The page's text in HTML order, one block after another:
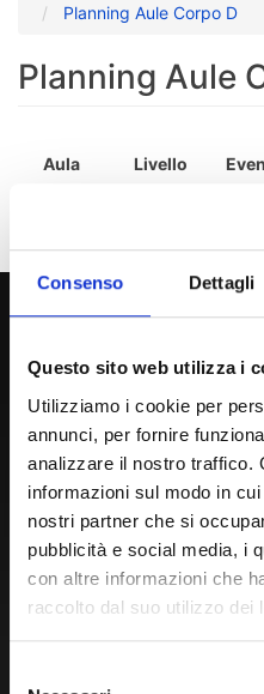
Consenso Dettagli
Questo sito web utilizza i
Utilizziamo i cookie per
annunci, per fornire
analizzare il nostro traffico.
informazioni sul modo in
nostri partner che si
pubblicità e social media, i
con altre informazioni che
raccolto dal suo utilizzo dei
Planning Aule Corpo D
Planning Aule
Aula Livello
- spiacenti
800
Amministrazione
Portale Amministrazione
migrazione)
Atti di Notifica
Normativa di Ateneo